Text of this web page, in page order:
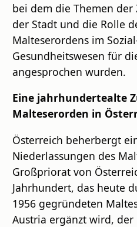
bei dem die Themen
der Stadt und die Rolle
Malteserordens im
Gesundheitswesen für
angesprochen wurden.
Eine jahrhundertealte
Malteserorden in
Österreich beherbergt
Niederlassungen des
Großpriorat von
Jahrhundert, das heute
1956 gegründeten
Austria ergänzt wird,